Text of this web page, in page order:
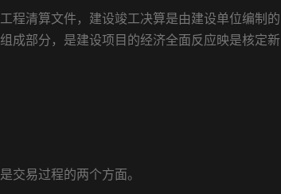
清算文件，建设竣工决算是由建设单位编制的
成部分，是建设项目的经济全面反应映是核定新
易过程的两个方面。